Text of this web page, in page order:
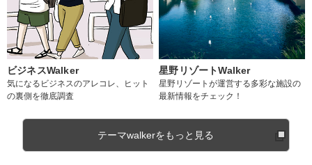
ビジネスWalker
気になるビジネスのアレコレ、ヒット
の裏側を徹底調査
星野リゾートWalker
星野リゾートが運営する多彩な施設の
最新情報をチェック！
テーマwalkerをもっと見る